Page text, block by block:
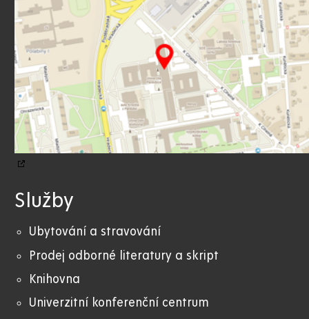
Služby
Ubytování a stravování
Prodej odborné literatury a skript
Knihovna
Univerzitní konferenční centrum